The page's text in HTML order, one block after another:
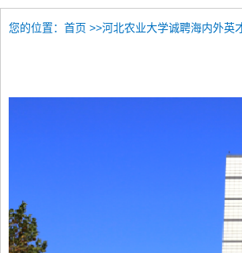
您的位置： 首页 >>河北农业大学诚聘海内外英